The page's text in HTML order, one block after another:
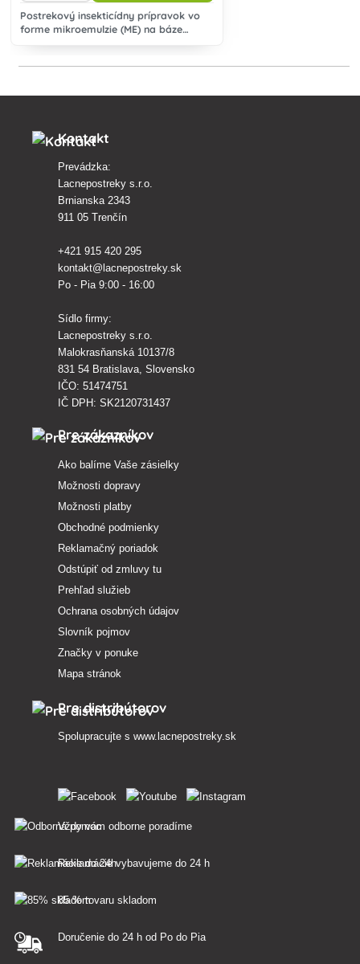
Postrekový insekticídny prípravok vo
forme mikroemulzie (ME) na báze
hmyzu v celej škále poľných i
Kontakt
Prevádzka:
Lacnepostreky s.r.o.
Brnianska 2343
911 05 Trenčín
+421 915 420 295
kontakt@lacnepostreky.sk
Po - Pia 9:00 - 16:00
Sídlo firmy:
Lacnepostreky s.r.o.
Malokrasňanská 10137/8
831 54 Bratislava, Slovensko
IČO: 51474751
IČ DPH: SK2120731437
Pre zákazníkov
Ako balíme Vaše zásielky
Možnosti dopravy
Možnosti platby
Obchodné podmienky
Reklamačný poriadok
Odstúpiť od zmluvy tu
Prehľad služieb
Ochrana osobných údajov
Slovník pojmov
Značky v ponuke
Mapa stránok
Pre distribútorov
Spolupracujte s www.lacnepostreky.sk
Vždy vám odborne poradíme
Reklamácie vybavujeme do 24 h
85 % tovaru skladom
Doručenie do 24 h od Po do Pia